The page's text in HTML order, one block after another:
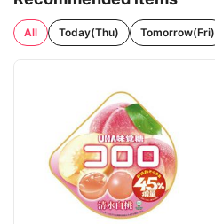
All Today(Thu) Tomorrow(Fri)